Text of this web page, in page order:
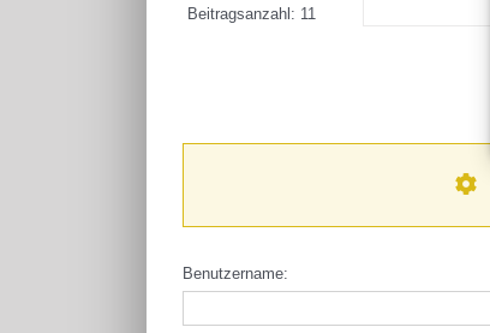
Beitragsanzahl: 11
Benutzername: